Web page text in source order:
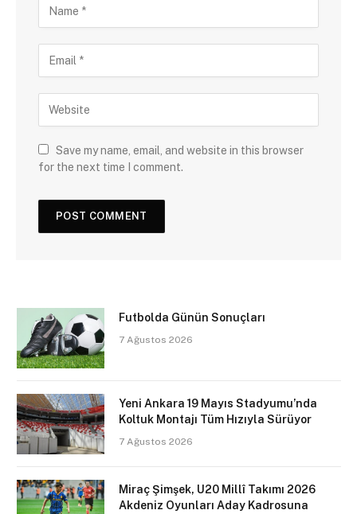
Save my name, email, and website in this browser
for the next time I comment.
Futbolda Günün Sonuçları
7 Ağustos 2026
Yeni Ankara 19 Mayıs Stadyumu’nda
Koltuk Montajı Tüm Hızıyla Sürüyor
7 Ağustos 2026
Miraç Şimşek, U20 Millî Takımı 2026
Akdeniz Oyunları Aday Kadrosuna